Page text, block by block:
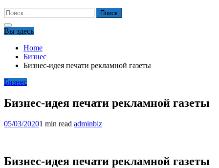
Найти:
Вы здесь
Home
Бизнес
Бизнес-идея печати рекламной газеты
Бизнес
Бизнес-идея печати рекламной газеты
05/03/20201 min read adminbiz
Бизнес-идея печати рекламной газеты